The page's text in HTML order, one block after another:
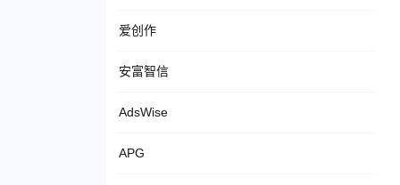
爱创作
安富智信
AdsWise
APG